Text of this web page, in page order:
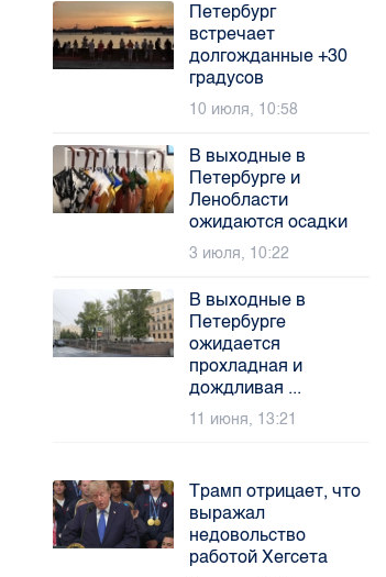
Петербург
встречает
долгожданные +30
градусов
10 июля, 10:58
В выходные в
Петербурге и
Ленобласти
ожидаются осадки
3 июля, 10:22
В выходные в
Петербурге
ожидается
прохладная и
дождливая ...
11 июня, 13:21
Трамп отрицает, что
выражал
недовольство
работой Хегсета